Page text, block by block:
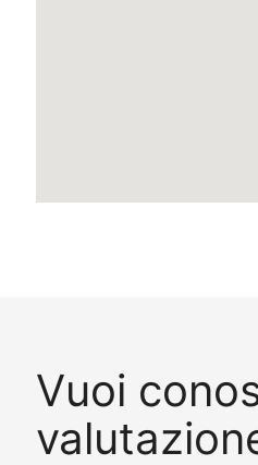
Vuoi